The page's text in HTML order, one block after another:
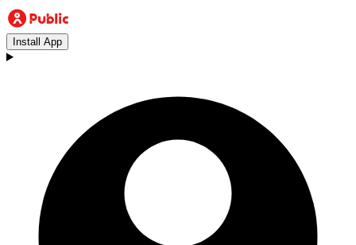
Install App